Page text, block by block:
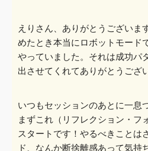
えりさん、ありがとうございま
めたとき本当にロボットモード
やっていました。それは成功パ
出させてくれてありがとうござ
いつもセッションのあとに一息
まずこれ（リフレクション・フ
スタートです！やるべきことは
ド、なんか断捨離感あって気持